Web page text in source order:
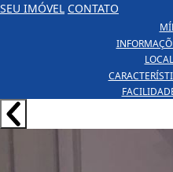
SEU IMÓVEL CONTATO